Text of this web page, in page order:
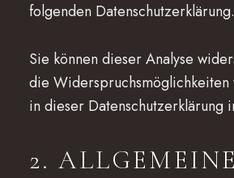
folgenden Datenschutzerklärung.
Sie können dieser Analyse
die
in dieser Datenschutzerklärung
2. ALLGEMEINE